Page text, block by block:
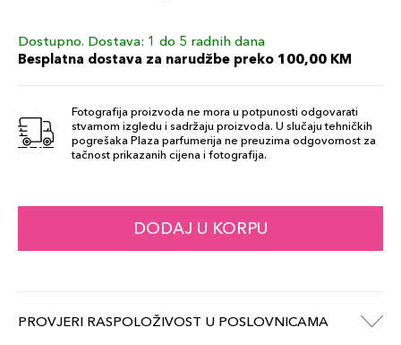
Blonde
Šifra artikla
61,00 KM
Granite
Šifra artikla
61,00 KM
Chocolate 61,00 KM
Dostupno. Dostava: 1 do 5 radnih dana
Besplatna dostava za narudžbe preko 100,00 KM
Fotografija proizvoda ne mora u potpunosti odgovarati
stvarnom izgledu i sadržaju proizvoda. U slučaju tehničkih
pogrešaka Plaza parfumerija ne preuzima odgovornost za
tačnost prikazanih cijena i fotografija.
DODAJ U KORPU
PROVJERI RASPOLOŽIVOST U POSLOVNICAMA